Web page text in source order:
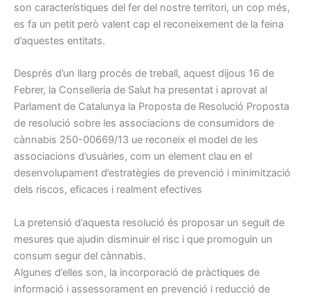
son característiques del fer del nostre territori, un cop més,
es fa un petit però valent cap el reconeixement de la feina
d’aquestes entitats.
Després d’un llarg procés de treball, aquest dijous 16 de
Febrer, la Conselleria de Salut ha presentat i aprovat al
Parlament de Catalunya la Proposta de Resolució Proposta
de resolució sobre les associacions de consumidors de
cànnabis 250-00669/13 ue reconeix el model de les
associacions d’usuàries, com un element clau en el
desenvolupament d’estratègies de prevenció i minimització
dels riscos, eficaces i realment efectives
La pretensió d’aquesta resolució és proposar un seguit de
mesures que ajudin disminuir el risc i que promoguin un
consum segur del cànnabis.
Algunes d’elles son, la incorporació de pràctiques de
informació i assessorament en prevenció i reducció de